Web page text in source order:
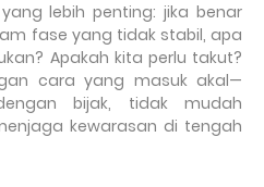
lebih penting: jika benar
fase yang tidak stabil, apa
Apakah kita perlu takut?
cara yang masuk akal—
bijak, tidak mudah
kewarasan di tengah